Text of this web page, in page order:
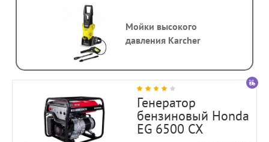
Мойки высокого
давления Karcher
Генератор
бензиновый Honda
EG 6500 CX